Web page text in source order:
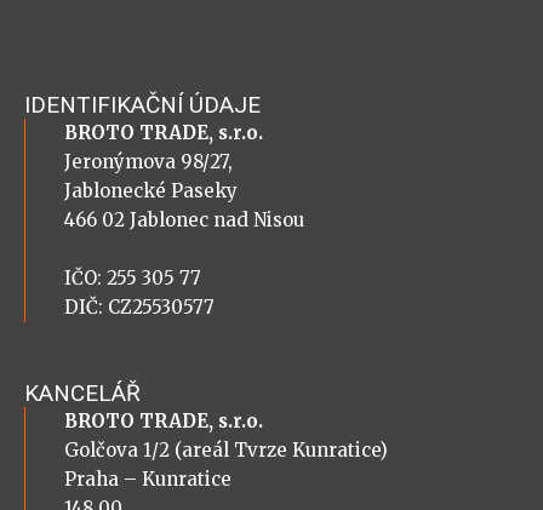
IDENTIFIKAČNÍ ÚDAJE
BROTO TRADE, s.r.o.
Jeronýmova 98/27,
Jablonecké Paseky
466 02 Jablonec nad Nisou
IČO: 255 305 77
DIČ: CZ25530577
KANCELÁŘ
BROTO TRADE, s.r.o.
Golčova 1/2 (areál Tvrze Kunratice)
Praha – Kunratice